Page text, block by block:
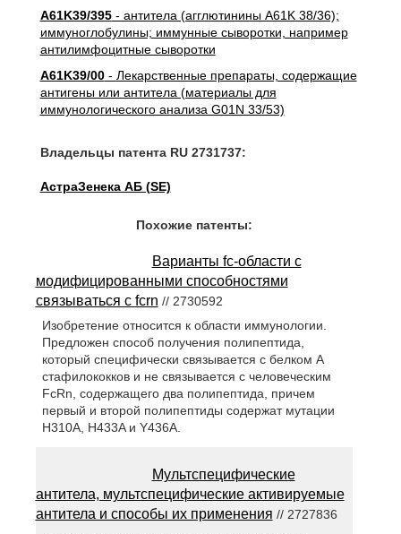
A61K39/395- антитела (агглютинины A61K 38/36);
иммуноглобулины; иммунные сыворотки, например
антилимфоцитные сыворотки
A61K39/00- Лекарственные препараты, содержащие
антигены или антитела (материалы для
иммунологического анализа G01N 33/53)
Владельцы патента RU 2731737:
АстраЗенека АБ (SE)
Похожие патенты:
Варианты fc-области с
модифицированными способностями
связываться с fcrn // 2730592
Изобретение относится к области иммунологии.
Предложен способ получения полипептида,
который специфически связывается с белком А
стафилококков и не связывается с человеческим
FcRn, содержащего два полипептида, причем
первый и второй полипептиды содержат мутации
H310A, H433A и Y436A.
Мультспецифические
антитела, мультспецифические активируемые
антитела и способы их применения // 2727836